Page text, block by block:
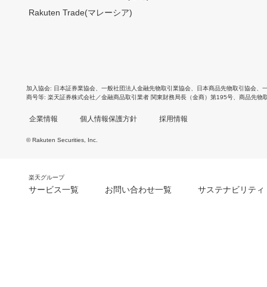
Rakuten Trade(マレーシア)
加入協会 日本証券業協会 一般社団法人金融先物取引業協会 日本商品先物取引協会
商号等 楽天証券株式会社／金融商品取引業者 関東財務局長（金商）第195号、商品先物
企業情報 個人情報保護方針 採用情報
© Rakuten Securities, Inc.
楽天グループ
サービス一覧 お問い合わせ一覧 サステナビリティ